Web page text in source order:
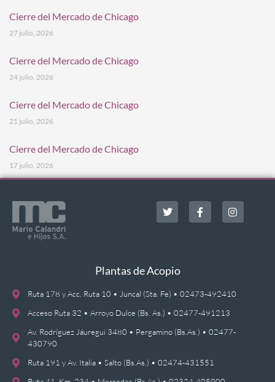
Cierre del Mercado de Chicago
27 julio, 2026
Cierre del Mercado de Chicago
24 julio, 2026
Cierre del Mercado de Chicago
21 julio, 2026
Cierre del Mercado de Chicago
17 julio, 2026
Plantas de Acopio
Ruta 178 y Acc. Ruta 10 • Juncal (Sta. Fe) • 02473-492410
Acceso Ruta 32 • Arroyo Dulce (Bs. As.) • 02477-491213
Av. Rodríguez Jáuregui 3480 • Pergamino (Bs.As.) • 02477-
430790
Ruta 191 y Av. Italia • Salto (Bs.As.) • 02474-431551